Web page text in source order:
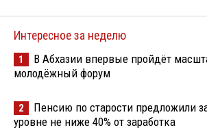
Интересное за неделю
1
В Абхазии впервые пройдёт
молодёжный форум
2
Пенсию по старости предложили
уровне не ниже 40% от заработка